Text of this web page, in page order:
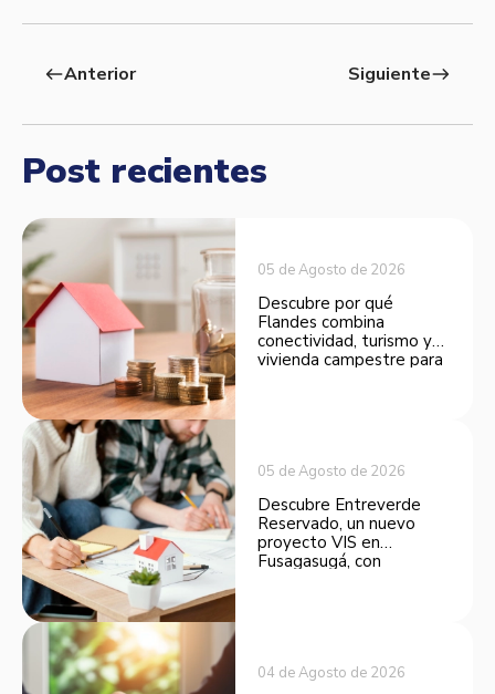
westAnterior Siguienteeast
Post recientes
05 de Agosto de 2026
Descubre por qué
Flandes combina
conectividad, turismo y
vivienda campestre para
05 de Agosto de 2026
Descubre Entreverde
Reservado, un nuevo
proyecto VIS en
Fusagasugá, con
04 de Agosto de 2026